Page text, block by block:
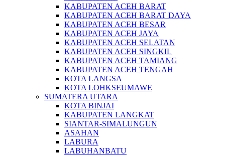
KABUPATEN ACEH BARAT
KABUPATEN ACEH BARAT DAYA
KABUPATEN ACEH BESAR
KABUPATEN ACEH JAYA
KABUPATEN ACEH SELATAN
KABUPATEN ACEH SINGKIL
KABUPATEN ACEH TAMIANG
KABUPATEN ACEH TENGAH
KOTA LANGSA
KOTA LOHKSEUMAWE
SUMATERA UTARA
KOTA BINJAI
KABUPATEN LANGKAT
SIANTAR-SIMALUNGUN
ASAHAN
LABURA
LABUHANBATU